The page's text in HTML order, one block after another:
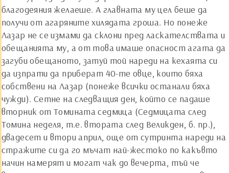
благодеяния желаеше. А главната му цел беше да
получи от агаряните хилядата гроша. Но понеже
Лазар не се измами да склони пред ласкателствата и
обещанията му, а от това имаше опасност агата да
загуби обещаното, затуй той нареди на кехаята си
да изпрати да приберат 40-те овце, които бяха
собствени на Лазар (понеже всички останали бяха
чужди). Сетне на следващия ден, който се падаше
вторник от Томината седмица (Седмицата след
Томина неделя, т.е. втората след Великден, б. пр.),
двадесет и втори април, още от сутринта нареди на
стражите си да го мъчат най-жестоко по какъвто
начин намерят и могат чак до вечерта, тъй че